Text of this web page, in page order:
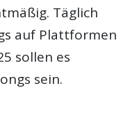
Täglich
auf Plattformen
sollen es
sein.